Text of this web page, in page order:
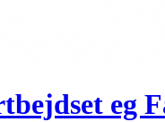
eg